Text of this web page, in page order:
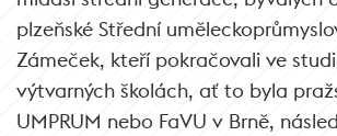
plzeňské Střední
Zámeček, kteří pokračovali ve
výtvarných školách, ať to byla
UMPRUM nebo FaVU v Brně,